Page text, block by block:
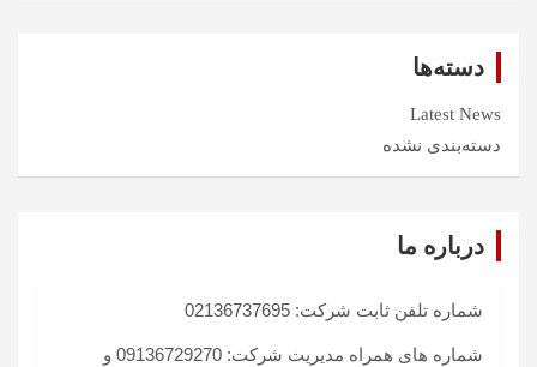
دسته‌ها
Latest News
دسته‌بندی نشده
درباره ما
شماره تلفن ثابت شرکت: 02136737695
شماره های همراه مدیریت شرکت: 09136729270 و